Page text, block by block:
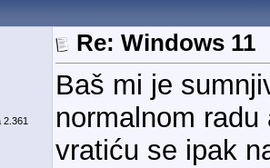
2.361
Re: Windows 11
Baš mi je
normalnom
vratiću se ipak